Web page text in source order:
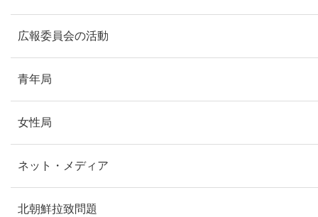
広報委員会の活動
青年局
女性局
ネット・メディア
北朝鮮拉致問題